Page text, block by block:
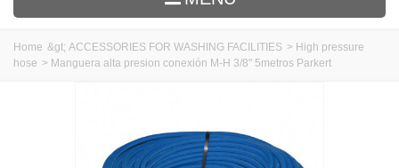
Inicio
Home &gt; ACCESSORIES FOR WASHING FACILITIES > High pressure
hose > Manguera alta presion conexión M-H 3/8" 5metros Parkert